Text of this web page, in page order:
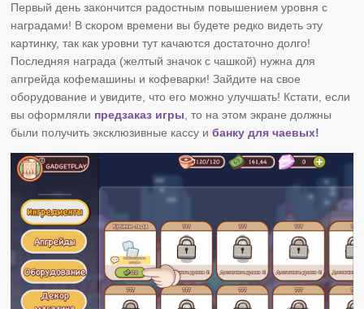
Первый день закончится радостным повышением уровня с
наградами! В скором времени вы будете редко видеть эту
картинку, так как уровни тут качаются достаточно долго!
Последняя награда (желтый значок с чашкой) нужна для
апгрейда кофемашины и кофеварки! Зайдите на свое
оборудование и увидите, что его можно улучшать! Кстати, если
вы оформляли предзаказ игры , то на этом экране должны
были получить эксклюзивные кассу ибанку для чаевых!